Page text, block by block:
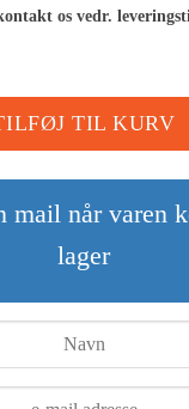
os vedr.
TIL KURV
mail når varen
lager